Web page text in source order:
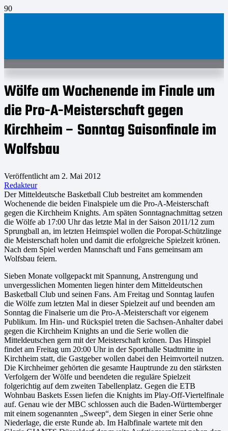
Wölfe am Wochenende im Finale um
die Pro-A-Meisterschaft gegen
Kirchheim – Sonntag Saisonfinale im
Wolfsbau
Veröffentlicht am 2. Mai 2012
Redakteur
Der Mitteldeutsche Basketball Club bestreitet am kommenden
Wochenende die beiden Finalspiele um die Pro-A-Meisterschaft
gegen die Kirchheim Knights. Am späten Sonntagnachmittag setzen
die Wölfe ab 17:00 Uhr das letzte Mal in der Saison 2011/12 zum
Sprungball an, im letzten Heimspiel wollen die Poropat-Schützlinge
die Meisterschaft holen und damit die erfolgreiche Spielzeit krönen.
Nach dem Spiel werden Mannschaft und Fans gemeinsam am
Wolfsbau feiern.
Sieben Monate vollgepackt mit Spannung, Anstrengung und
unvergesslichen Momenten liegen hinter dem Mitteldeutschen
Basketball Club und seinen Fans. Am Freitag und Sonntag laufen
die Wölfe zum letzten Mal in dieser Spielzeit auf und beenden am
Sonntag die Finalserie um die Pro-A-Meisterschaft vor eigenem
Publikum. Im Hin- und Rückspiel treten die Sachsen-Anhalter dabei
gegen die Kirchheim Knights an und die Serie wollen die
Mitteldeutschen gern mit der Meisterschaft krönen. Das Hinspiel
findet am Freitag um 20:00 Uhr in der Sporthalle Stadtmitte in
Kirchheim statt, die Gastgeber wollen dabei den Heimvorteil nutzen.
Die Kirchheimer gehörten die gesamte Hauptrunde zu den stärksten
Verfolgern der Wölfe und beendeten die reguläre Spielzeit
folgerichtig auf dem zweiten Tabellenplatz. Gegen die ETB
Wohnbau Baskets Essen liefen die Knights im Play-Off-Viertelfinale
auf. Genau wie der MBC schlossen auch die Baden-Württemberger
mit einem sogenannten „Sweep“, dem Siegen in einer Serie ohne
Niederlage, die erste Runde ab. Im Halbfinale wartete mit den